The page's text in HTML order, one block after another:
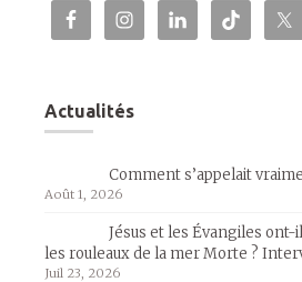
Actualités
Comment s’appelait
Août 1, 2026
Jésus et les Évangiles
les rouleaux de la mer Morte ?
Juil 23, 2026